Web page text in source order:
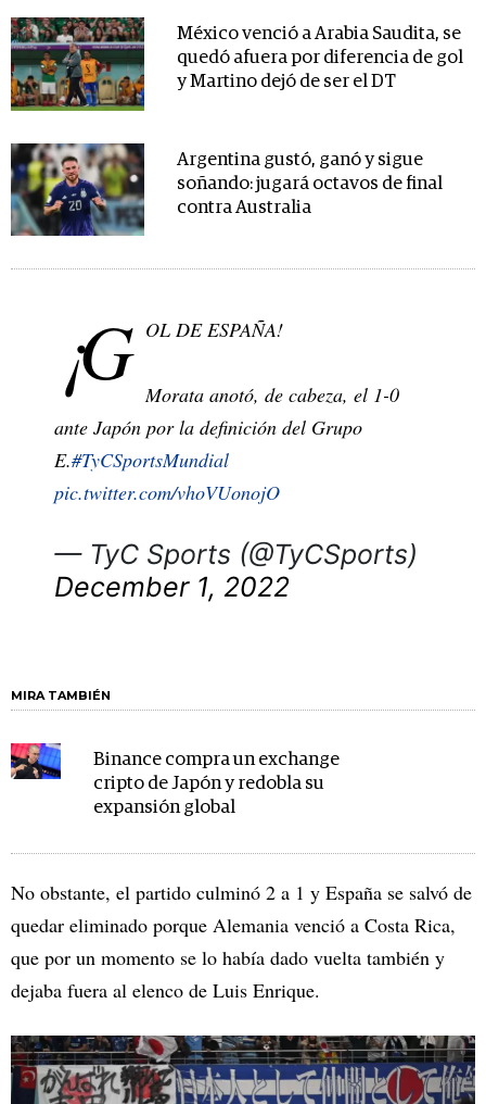
México venció a Arabia Saudita, se
quedó afuera por diferencia de gol
y Martino dejó de ser el DT
Argentina gustó, ganó y sigue
soñando: jugará octavos de final
contra Australia
¡G OL DE ESPAÑA!
Morata anotó, de cabeza, el 1-0
ante Japón por la definición del Grupo
E.#TyCSportsMundial
pic.twitter.com/vhoVUonojO
— TyC Sports (@TyCSports)
December 1, 2022
MIRA TAMBIÉN
Binance compra un exchange
cripto de Japón y redobla su
expansión global
No obstante, el partido culminó 2 a 1 y España se salvó de
quedar eliminado porque Alemania venció a Costa Rica,
que por un momento se lo había dado vuelta también y
dejaba fuera al elenco de Luis Enrique.